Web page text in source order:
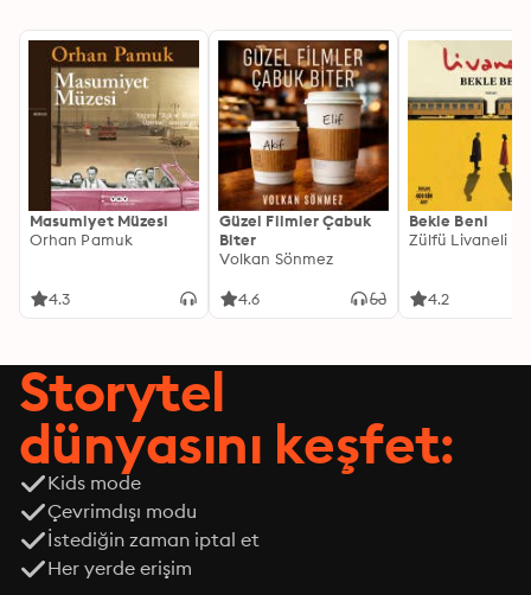
Masumiyet Müzesi
Orhan Pamuk
4.3
Güzel Filmler Çabuk
Biter
Volkan Sönmez
4.6
Bekle Beni
Zülfü Livaneli
4.2
Storytel
dünyasını keşfet:
Kids mode
Çevrimdışı modu
İstediğin zaman iptal et
Her yerde erişim